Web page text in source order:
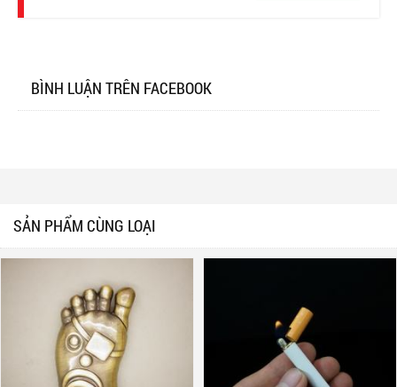
BÌNH LUẬN TRÊN FACEBOOK
SẢN PHẨM CÙNG LOẠI